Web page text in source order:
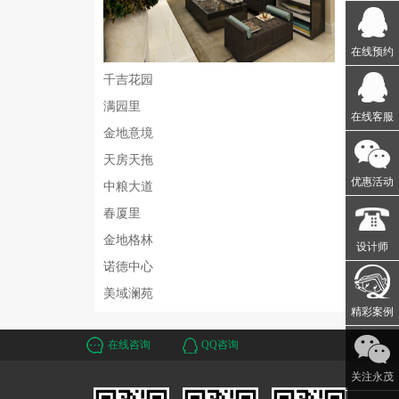
千吉花园
满园里
金地意境
天房天拖
中粮大道
春厦里
金地格林
诺德中心
美域澜苑
在线咨询 QQ咨询
在线预约
在线客服
优惠活动
设计师
精彩案例
关注永茂